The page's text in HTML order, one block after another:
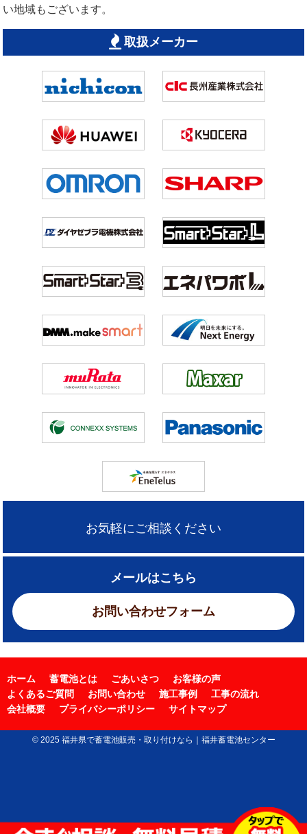
い地域もございます。
取扱メーカー
お気軽にご相談ください
メールはこちら
お問い合わせフォーム
ホーム 蓄電池とは ごあいさつ
お客様の声
よくあるご質問
お問い合わせ 施工事例
工事の流れ
会社概要
プライバシーポリシー サイトマップ
© 2025 福井県で蓄電池販売・取り付けなら｜福井蓄電池センター